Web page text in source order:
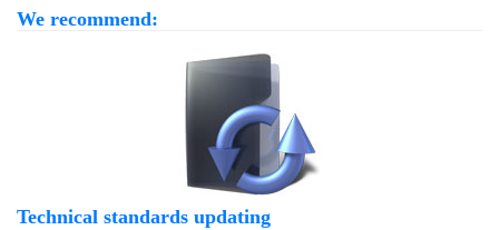
We recommend:
Technical standards updating